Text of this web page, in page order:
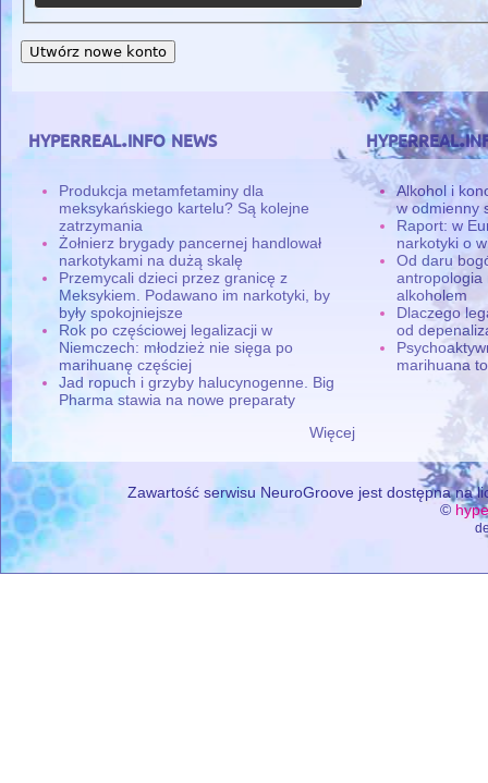
hyperreal.info news
Produkcja metamfetaminy dla
meksykańskiego kartelu? Są kolejne
zatrzymania
Żołnierz brygady pancernej handlował
narkotykami na dużą skalę
Przemycali dzieci przez granicę z
Meksykiem. Podawano im narkotyki, by
były spokojniejsze
Rok po częściowej legalizacji w
Niemczech: młodzież nie sięga po
marihuanę częściej
Jad ropuch i grzyby halucynogenne. Big
Pharma stawia na nowe preparaty
Więcej
Alkohol i
w odmienny
Raport: w
narkotyki o
Od daru
antropologia
alkoholem
Dlaczego
od
marihuana
Zawartość serwisu NeuroGroove jest dostępna na
©